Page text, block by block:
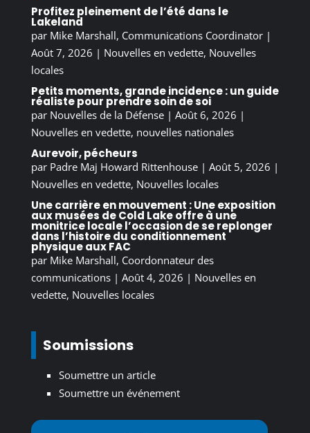
Profitez pleinement de l’été dans le
Lakeland
par Mike Marshall, Communications Coordinator|
Août 7, 2026 | Nouvelles en vedette, Nouvelles
locales
Petits moments, grande incidence : un guide
réaliste pour prendre soin de soi
par Nouvelles de la Défense| Août 6, 2026 |
Nouvelles en vedette, nouvelles nationales
Aurevoir, pécheurs
par Padre Maj Howard Rittenhouse| Août 5, 2026 |
Nouvelles en vedette, Nouvelles locales
Une carrière en mouvement : Une exposition
aux musées de Cold Lake offre à une
monitrice locale l’occasion de se replonger
dans l’histoire du conditionnement
physique aux FAC
par Mike Marshall, Coordonnateur des
communications| Août 4, 2026 | Nouvelles en
vedette, Nouvelles locales
Soumissions
Soumettre un article
Soumettre un événement